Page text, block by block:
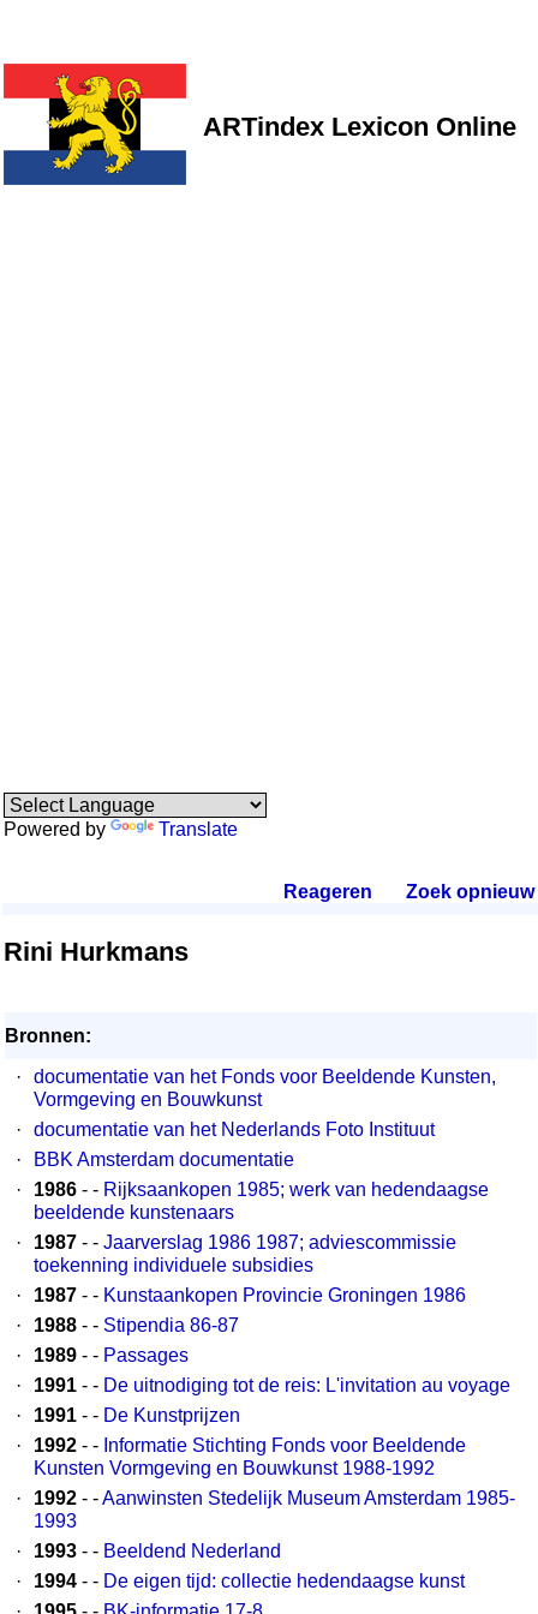
ARTindex Lexicon Online
Powered by Translate
Reageren Zoek opnieuw.
Rini Hurkmans
Bronnen:
·
documentatie van het Fonds voor Beeldende Kunsten,
Vormgeving en Bouwkunst
·
documentatie van het Nederlands Foto Instituut
·
BBK Amsterdam documentatie
·
1986 - - Rijksaankopen 1985; werk van hedendaagse
beeldende kunstenaars
·
1987 - - Jaarverslag 1986 1987; adviescommissie
toekenning individuele subsidies
·
1987 - - Kunstaankopen Provincie Groningen 1986
·
1988 - - Stipendia 86-87
·
1989 - - Passages
·
1991 - - De uitnodiging tot de reis: L'invitation au voyage
·
1991 - - De Kunstprijzen
·
1992 - - Informatie Stichting Fonds voor Beeldende
Kunsten Vormgeving en Bouwkunst 1988-1992
·
1992 - -Aanwinsten Stedelijk Museum Amsterdam 1985-
1993
·
1993 - - Beeldend Nederland
·
1994 - - De eigen tijd: collectie hedendaagse kunst